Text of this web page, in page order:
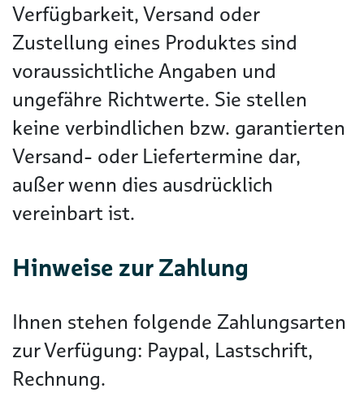
Verfügbarkeit, Versand oder
Zustellung eines Produktes sind
voraussichtliche Angaben und
ungefähre Richtwerte. Sie stellen
keine verbindlichen bzw. garantierten
Versand- oder Liefertermine dar,
außer wenn dies ausdrücklich
vereinbart ist.
Hinweise zur Zahlung
Ihnen stehen folgende Zahlungsarten
zur Verfügung: Paypal, Lastschrift,
Rechnung.